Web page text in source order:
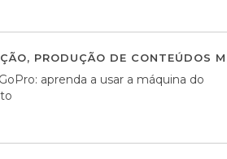
, PRODUÇÃO DE CONTEÚDOS
aprenda a usar a máquina do